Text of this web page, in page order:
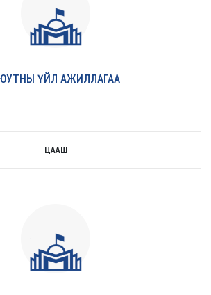
ҮЙЛ АЖИЛЛАГАА
ЦААШ